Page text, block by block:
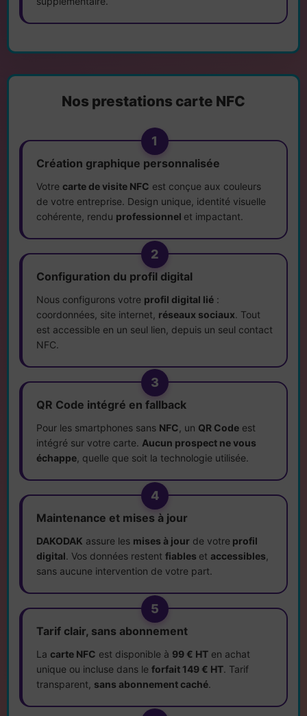
Nos prestations carte NFC
1
Création graphique personnalisée
Votre carte de visite NFC est conçue aux couleurs
de votre entreprise. Design unique, identité visuelle
cohérente, rendu professionnel et impactant.
2
Configuration du profil digital
Nous configurons votre profil digital lié :
coordonnées, site internet, réseaux sociaux. Tout
est accessible en un seul lien, depuis un seul contact
NFC.
3
QR Code intégré en fallback
Pour les smartphones sans NFC , un QR Code est
intégré sur votre carte. Aucun prospect ne vous
échappe , quelle que soit la technologie utilisée.
4
Maintenance et mises à jour
DAKODAK assure les mises à jour de votre profil
digital. Vos données restent fiables et accessibles
sans aucune intervention de votre part.
5
Tarif clair, sans abonnement
La carte NFC est disponible à 99 € HT en achat
unique ou incluse dans le forfait 149 € HT. Tarif
transparent, sans abonnement caché.